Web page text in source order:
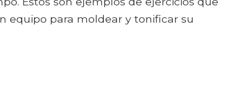
equipo para moldear y tonificar su